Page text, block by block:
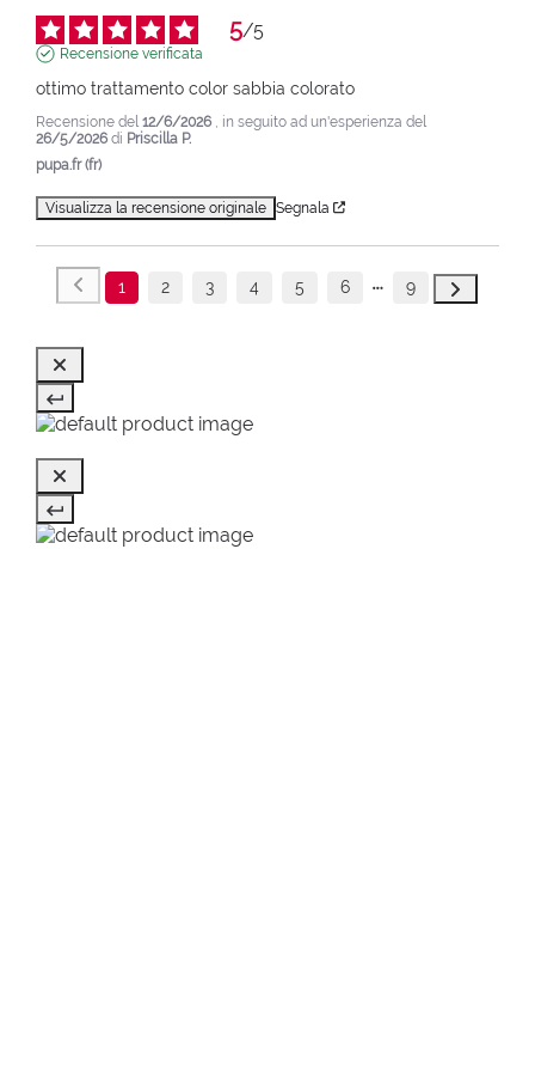
5/5
Recensione verificata
ottimo trattamento color sabbia colorato
Recensione del 12/6/2026 , in seguito ad un'esperienza del
26/5/2026 di Priscilla P.
pupa.fr (fr)
Visualizza la recensione originale Segnala
1 2 3 4 5 6 9